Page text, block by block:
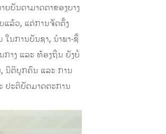
ບັນດາມາດຕາຂອງບາງ
ລ້ວ, ແຕ່ການຈັດຕັ້ງ
ນການບັນຊາ, ນໍາພາ-ຊີ້
າງ ແລະ ທ້ອງຖິ່ນ ຍັງບໍ່
ນິຕິບຸກຄົນ ແລະ ການ
ປະຕິບັດມາດຕະການ